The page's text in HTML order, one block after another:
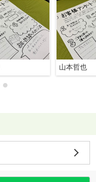
山本哲也